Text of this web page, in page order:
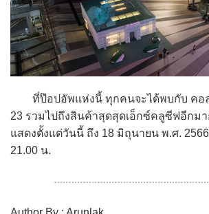
ที่ป๊อปอัพแห่งนี้ ทุกคนจะได้พบกับ คอลเ
23 รวมไปถึงสินค้าสุดสุดเอ็กซ์คลูซีฟอีกม
แสดงตั้งแต่วันนี้ ถึง 18 มิถุนายน พ.ศ. 2566
21.00 น.